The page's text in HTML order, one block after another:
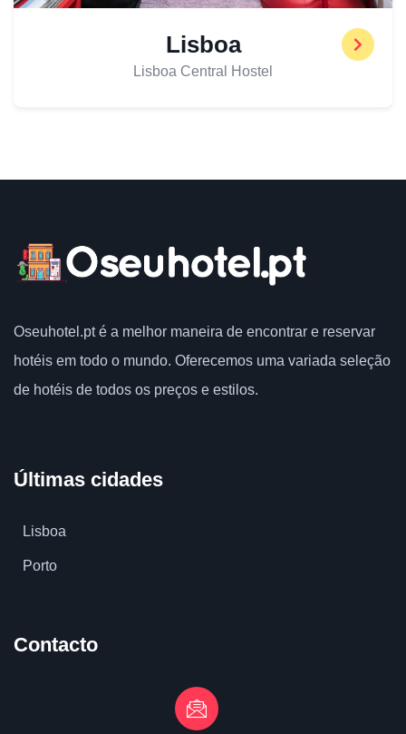
Lisboa
Lisboa Central Hostel
Oseuhotel.pt é a melhor maneira de encontrar e reservar
hotéis em todo o mundo. Oferecemos uma variada seleção
de hotéis de todos os preços e estilos.
Últimas cidades
Lisboa
Porto
Contacto